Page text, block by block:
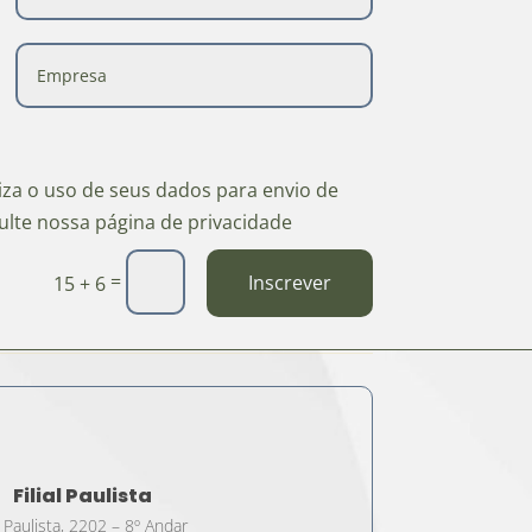
o uso de seus dados para envio de
nossa página de privacidade
15 + 6= Inscrever
Filial Paulista
Paulista, 2202 – 8º Andar